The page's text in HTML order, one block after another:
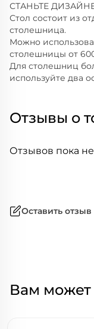
СТАНЬТЕ
Стол состоит из
столешница.
Можно
столешницы от
Для столешниц
используйте два
Отзывы о
Отзывов пока
Оставить отзыв
Вам может